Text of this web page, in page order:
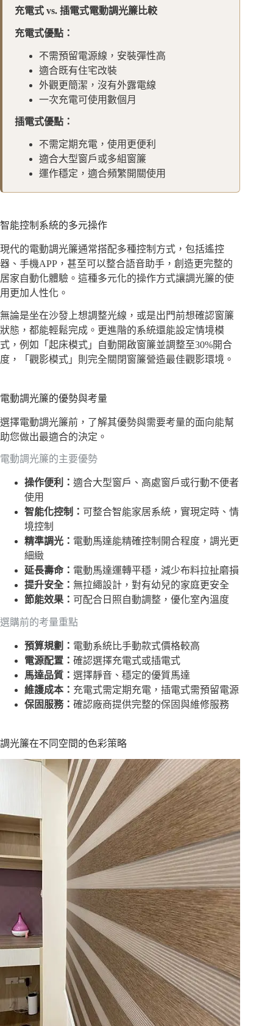
充電式 vs. 插電式電動調光簾比較
充電式優點：
不需預留電源線，安裝彈性高
適合既有住宅改裝
外觀更簡潔，沒有外露電線
一次充電可使用數個月
插電式優點：
不需定期充電，使用更便利
適合大型窗戶或多組窗簾
運作穩定，適合頻繁開關使用
智能控制系統的多元操作
現代的電動調光簾通常搭配多種控制方式，包括遙控
器、手機APP，甚至可以整合語音助手，創造更完整的
居家自動化體驗。這種多元化的操作方式讓調光簾的使
用更加人性化。
無論是坐在沙發上想調整光線，或是出門前想確認窗簾
狀態，都能輕鬆完成。更進階的系統還能設定情境模
式，例如「起床模式」自動開啟窗簾並調整至30%開合
度，「觀影模式」則完全關閉窗簾營造最佳觀影環境。
電動調光簾的優勢與考量
選擇電動調光簾前，了解其優勢與需要考量的面向能幫
助您做出最適合的決定。
電動調光簾的主要優勢
操作便利： 適合大型窗戶、高處窗戶或行動不便者
使用
智能化控制： 可整合智能家居系統，實現定時、情
境控制
精準調光： 電動馬達能精確控制開合程度，調光更
細緻
延長壽命： 電動馬達運轉平穩，減少布料拉扯磨損
提升安全： 無拉繩設計，對有幼兒的家庭更安全
節能效果： 可配合日照自動調整，優化室內溫度
選購前的考量重點
預算規劃： 電動系統比手動款式價格較高
電源配置： 確認選擇充電式或插電式
馬達品質： 選擇靜音、穩定的優質馬達
維護成本： 充電式需定期充電，插電式需預留電源
保固服務： 確認廠商提供完整的保固與維修服務
調光簾在不同空間的色彩策略